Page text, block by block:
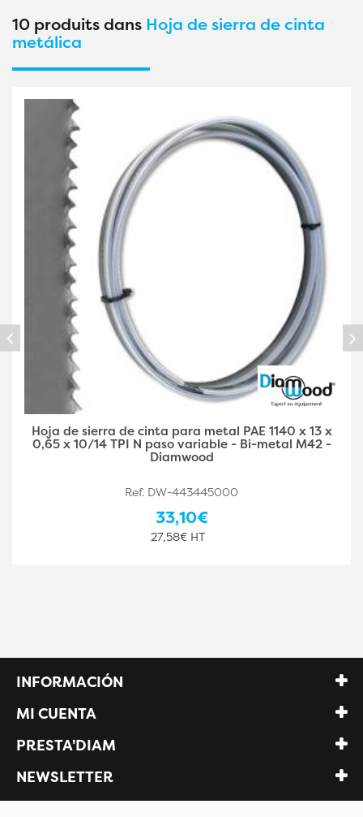
10 produits dans Hoja de sierra de cinta
metálica
Hoja de Sierra de Cinta Metal PAE 1140 x 13 x 0,65 x
6/10 TPI N Paso Variable - Bi-Metal M42 -
Diamwood
Ref. DW-443445001
33,10€
27,58€ HT
INFORMACIÓN
MI CUENTA
PRESTA'DIAM
NEWSLETTER